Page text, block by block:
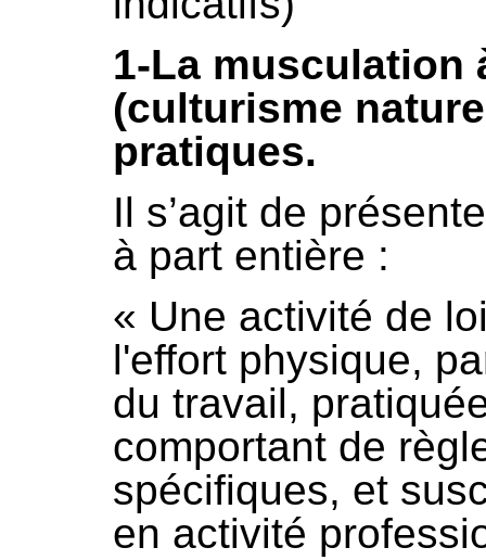
1-La musculation
(culturisme
pratiques.
Il s’agit de
à part entière :
« Une activité de
l'effort physique,
du travail,
comportant de
spécifiques, et
en activité